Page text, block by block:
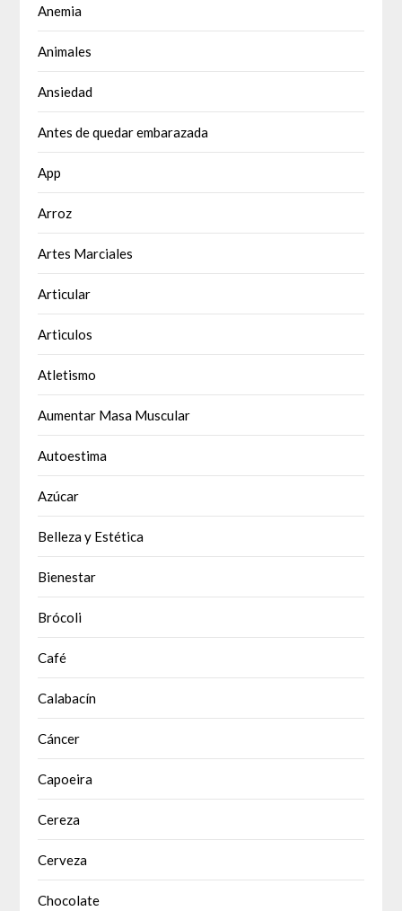
Anemia
Animales
Ansiedad
Antes de quedar embarazada
App
Arroz
Artes Marciales
Articular
Articulos
Atletismo
Aumentar Masa Muscular
Autoestima
Azúcar
Belleza y Estética
Bienestar
Brócoli
Café
Calabacín
Cáncer
Capoeira
Cereza
Cerveza
Chocolate